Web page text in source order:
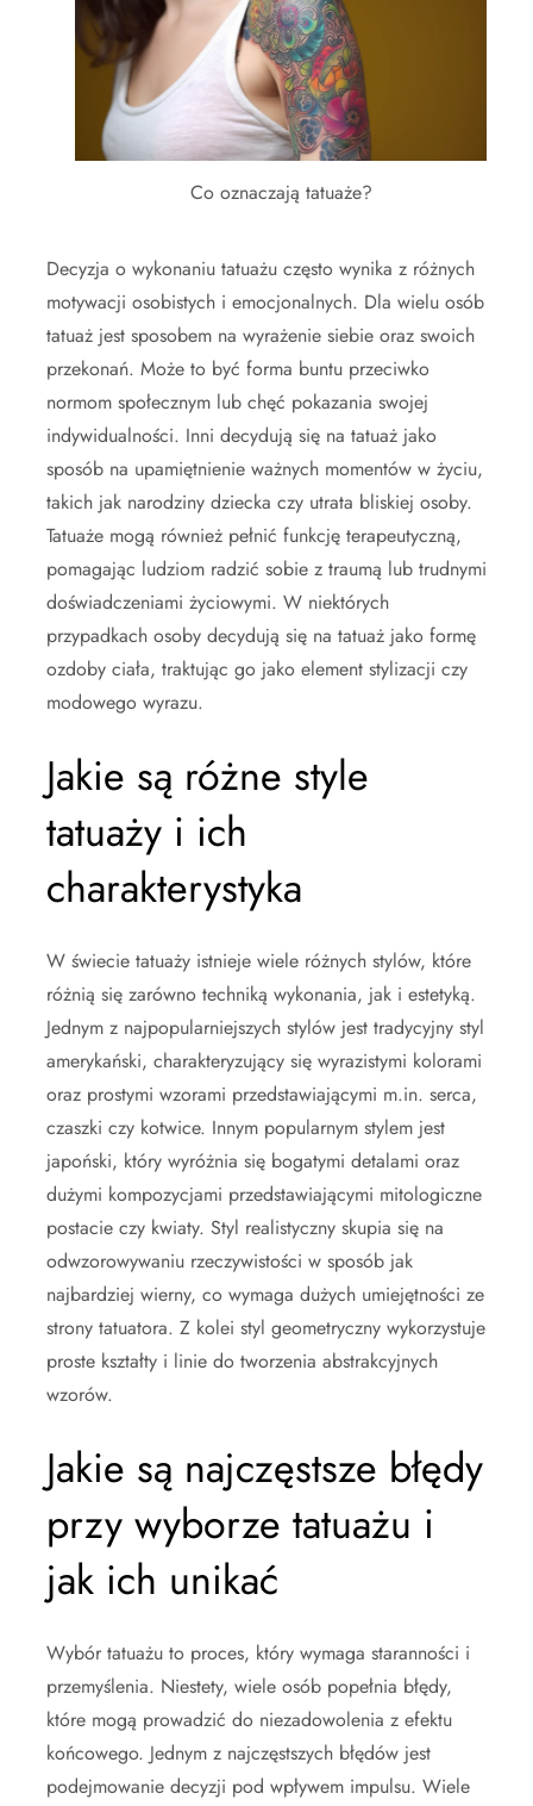
Co oznaczają tatuaże?
Decyzja o wykonaniu tatuażu często wynika z różnych
motywacji osobistych i emocjonalnych. Dla wielu osób
tatuaż jest sposobem na wyrażenie siebie oraz swoich
przekonań. Może to być forma buntu przeciwko
normom społecznym lub chęć pokazania swojej
indywidualności. Inni decydują się na tatuaż jako
sposób na upamiętnienie ważnych momentów w życiu,
takich jak narodziny dziecka czy utrata bliskiej osoby.
Tatuaże mogą również pełnić funkcję terapeutyczną,
pomagając ludziom radzić sobie z traumą lub trudnymi
doświadczeniami życiowymi. W niektórych
przypadkach osoby decydują się na tatuaż jako formę
ozdoby ciała, traktując go jako element stylizacji czy
modowego wyrazu.
Jakie są różne style
tatuaży i ich
charakterystyka
W świecie tatuaży istnieje wiele różnych stylów, które
różnią się zarówno techniką wykonania, jak i estetyką.
Jednym z najpopularniejszych stylów jest tradycyjny styl
amerykański, charakteryzujący się wyrazistymi kolorami
oraz prostymi wzorami przedstawiającymi m.in. serca,
czaszki czy kotwice. Innym popularnym stylem jest
japoński, który wyróżnia się bogatymi detalami oraz
dużymi kompozycjami przedstawiającymi mitologiczne
postacie czy kwiaty. Styl realistyczny skupia się na
odwzorowywaniu rzeczywistości w sposób jak
najbardziej wierny, co wymaga dużych umiejętności ze
strony tatuatora. Z kolei styl geometryczny wykorzystuje
proste kształty i linie do tworzenia abstrakcyjnych
wzorów.
Jakie są najczęstsze błędy
przy wyborze tatuażu i
jak ich unikać
Wybór tatuażu to proces, który wymaga staranności i
przemyślenia. Niestety, wiele osób popełnia błędy,
które mogą prowadzić do niezadowolenia z efektu
końcowego. Jednym z najczęstszych błędów jest
podejmowanie decyzji pod wpływem impulsu. Wiele